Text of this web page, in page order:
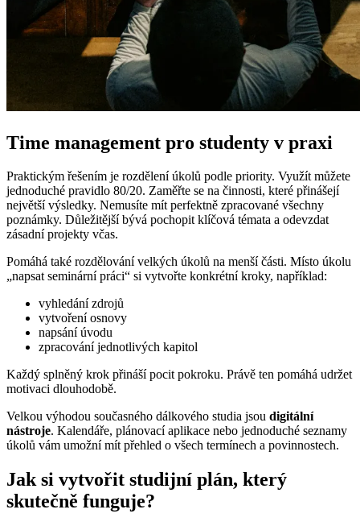
Time management pro studenty v praxi
Praktickým řešením je rozdělení úkolů podle priority. Využít můžete
jednoduché pravidlo 80/20. Zaměřte se na činnosti, které přinášejí
největší výsledky. Nemusíte mít perfektně zpracované všechny
poznámky. Důležitější bývá pochopit klíčová témata a odevzdat
zásadní projekty včas.
Pomáhá také rozdělování velkých úkolů na menší části. Místo úkolu
„napsat seminární práci“ si vytvořte konkrétní kroky, například:
vyhledání zdrojů
vytvoření osnovy
napsání úvodu
zpracování jednotlivých kapitol
Každý splněný krok přináší pocit pokroku. Právě ten pomáhá udržet
motivaci dlouhodobě.
Velkou výhodou současného dálkového studia jsou digitální
nástroje. Kalendáře, plánovací aplikace nebo jednoduché seznamy
úkolů vám umožní mít přehled o všech termínech a povinnostech.
Jak si vytvořit studijní plán, který
skutečně funguje?